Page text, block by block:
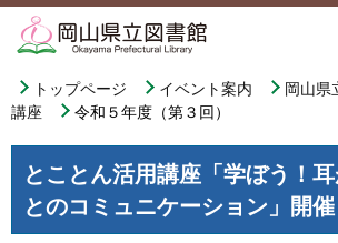
トップページ イベント案内
岡山県
講座
令和５年度（第３回）
とことん活用講座「学ぼう！
とのコミュニケーション」開催